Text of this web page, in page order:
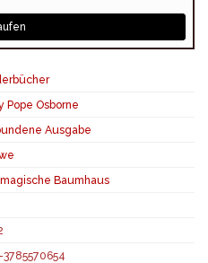
Pope Osborne
Ausgabe
Baumhaus